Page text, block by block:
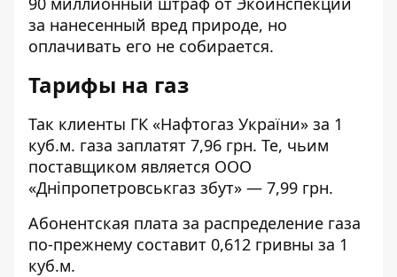
за нанесенный вред природе, но
оплачивать его не собирается.
Тарифы на газ
Так клиенты ГК «Нафтогаз України» за 1
куб.м. газа заплатят 7,96 грн. Те, чьим
поставщиком является ООО
«Дніпропетровськгаз збут» — 7,99 грн.
Абонентская плата за распределение газа
по-прежнему составит 0,612 гривны за 1
куб.м.